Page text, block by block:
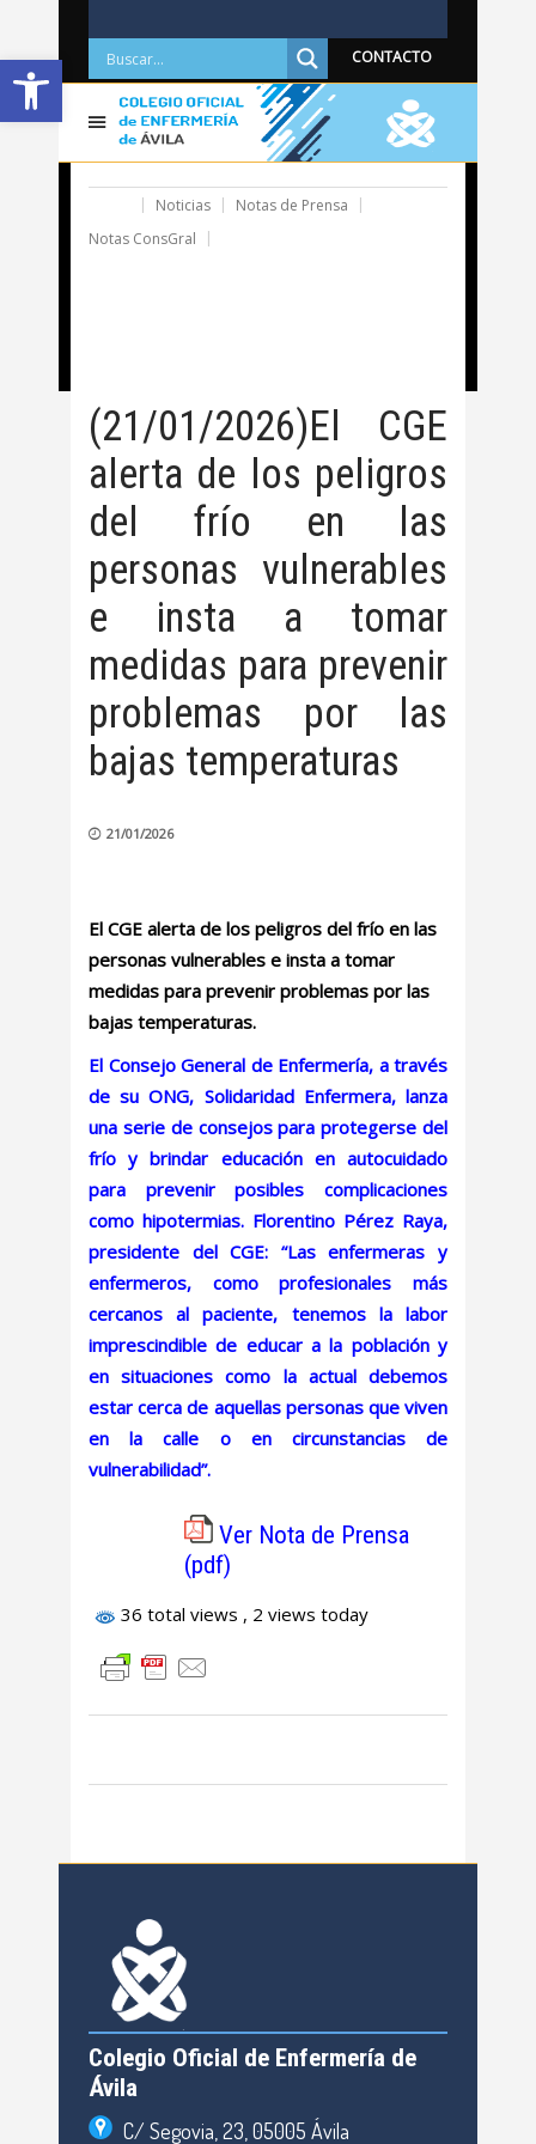
Abrir barra de herramientas CONTACTO
Noticias
Notas de Prensa
Notas ConsGral
(21/01/2026)El CGE
alerta de los peligros
del frío en las
personas vulnerables
e insta a tomar
medidas para prevenir
problemas por las
bajas temperaturas
21/01/2026
El CGE alerta de los peligros del frío en las
personas vulnerables e insta a tomar
medidas para prevenir problemas por las
bajas temperaturas.
El Consejo General de Enfermería, a través
de su ONG, Solidaridad Enfermera, lanza
una serie de consejos para protegerse del
frío y brindar educación en autocuidado
para prevenir posibles complicaciones
como hipotermias. Florentino Pérez Raya,
presidente del CGE: “Las enfermeras y
enfermeros, como profesionales más
cercanos al paciente, tenemos la labor
imprescindible de educar a la población y
en situaciones como la actual debemos
estar cerca de aquellas personas que viven
en la calle o en circunstancias de
vulnerabilidad”.
Ver Nota de Prensa
(pdf)
36 total views , 2 views today
Colegio Oficial de Enfermería de
Ávila
C/ Segovia, 23, 05005 Ávila